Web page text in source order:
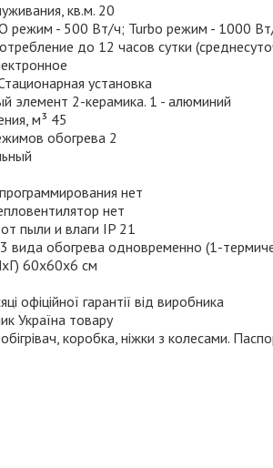
кв.м. 20
режим - 500 Вт/ч; Turbo режим - 1000
до 12 часов сутки
установка
элемент 2-керамика. 1 - алюминий
м³ 45
обогрева 2
нет
нет
пыли и влаги IP 21
вида обогрева одновременно (1-
60х60х6 см
офіційної гарантії від виробника
Україна товару
коробка, ніжки з колесами.